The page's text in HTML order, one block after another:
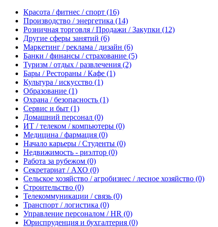
Красота / фитнес / спорт (16)
Производство / энергетика (14)
Розничная торговля / Продажи / Закупки (12)
Другие сферы занятий (6)
Маркетинг / реклама / дизайн (6)
Банки / финансы / страхование (5)
Туризм / отдых / развлечения (2)
Бары / Рестораны / Кафе (1)
Культура / искусство (1)
Образование (1)
Охрана / безопасность (1)
Сервис и быт (1)
Домашний персонал (0)
ИТ / телеком / компьютеры (0)
Медицина / фармация (0)
Начало карьеры / Студенты (0)
Недвижимость - риэлтор (0)
Работа за рубежом (0)
Секретариат / АХО (0)
Сельское хозяйство / агробизнес / лесное хозяйство (0)
Строительство (0)
Телекоммуникации / связь (0)
Транспорт / логистика (0)
Управление персоналом / HR (0)
Юриспруденция и бухгалтерия (0)